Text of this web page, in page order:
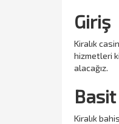
Giriş
Kiralık
hizmetleri
alacağız.
Kiralık